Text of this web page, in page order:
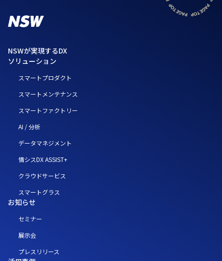
NSWが実現するDX
ソリューション
スマートプロダクト
スマートメンテナンス
スマートファクトリー
AI / 分析
データマネジメント
情シスDX ASSIST+
クラウドサービス
スマートグラス
お知らせ
セミナー
展示会
プレスリリース